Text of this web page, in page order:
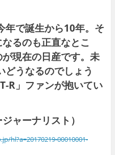
年で誕生から10年。そ
るのも正直なとこ
現在の日産です。未
どうなるのでしょう
R」ファンが抱いてい
ャーナリスト）
hl?a=20170219-00010001-